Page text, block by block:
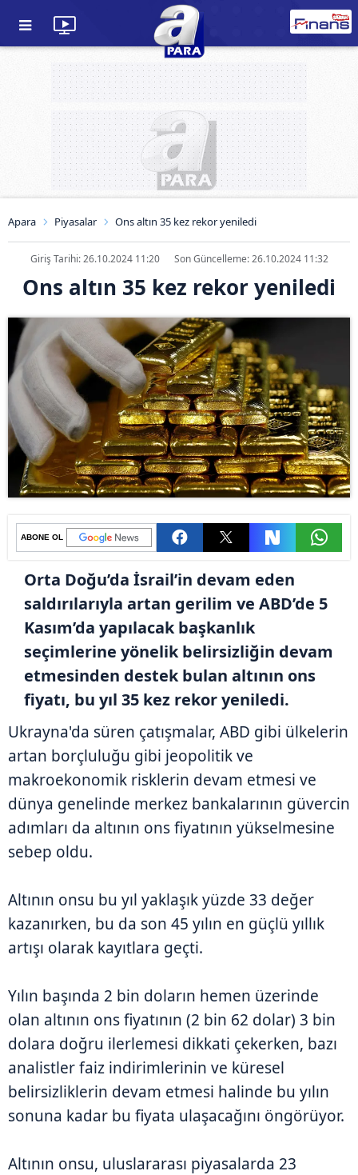
Apara Piyasalar Ons altın 35 kez rekor yeniledi
Giriş Tarihi: 26.10.2024 11:20 Son Güncelleme: 26.10.2024 11:32
Ons altın 35 kez rekor yeniledi
ABONE OL
Orta Doğu’da İsrail’in devam eden
saldırılarıyla artan gerilim ve ABD’de 5
Kasım’da yapılacak başkanlık
seçimlerine yönelik belirsizliğin devam
etmesinden destek bulan altının ons
fiyatı, bu yıl 35 kez rekor yeniledi.
Ukrayna'da süren çatışmalar, ABD gibi ülkelerin
artan borçluluğu gibi jeopolitik ve
makroekonomik risklerin devam etmesi ve
dünya genelinde merkez bankalarının güvercin
adımları da altının ons fiyatının yükselmesine
sebep oldu.
Altının onsu bu yıl yaklaşık yüzde 33 değer
kazanırken, bu da son 45 yılın en güçlü yıllık
artışı olarak kayıtlara geçti.
Yılın başında 2 bin doların hemen üzerinde
olan altının ons fiyatının (2 bin 62 dolar) 3 bin
dolara doğru ilerlemesi dikkati çekerken, bazı
analistler faiz indirimlerinin ve küresel
belirsizliklerin devam etmesi halinde bu yılın
sonuna kadar bu fiyata ulaşacağını öngörüyor.
Altının onsu, uluslararası piyasalarda 23